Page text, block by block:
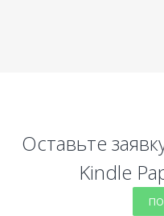
Оставьте
Kindle